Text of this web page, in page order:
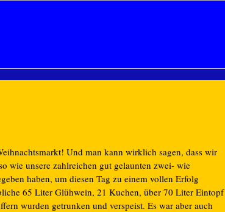
Und man kann wirklich sagen, dass wir
wie unsere zahlreichen gut gelaunten zwei- wie
haben, um diesen Tag zu einem vollen Erfolg
65 Liter Glühwein, 21 Kuchen, über 70 Liter Eintopf
wurden getrunken und verspeist. Es war aber auch